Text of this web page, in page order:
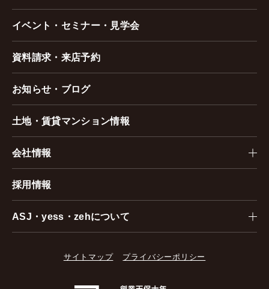
イベント・セミナー・見学会
資料請求・来店予約
お知らせ・ブログ
土地・賃貸マンション情報
会社情報
採用情報
ASJ・yess・zehについて
サイトマップ プライバシーポリシー